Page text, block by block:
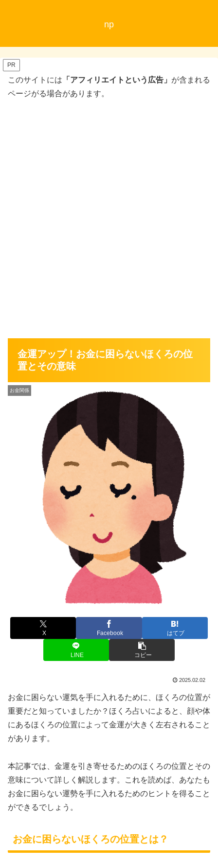
np
PR
このサイトには 「アフィリエイトという広告」 が含まれる
ページがる場合があります。
金運アップ！お金に困らないほくろの位
置とその意味
お金関係
X Facebook はてブ
LINE コピー
2025.02.02
お金に困らない運気を手に入れるために、ほくろの位置が
重要だと知っていましたか？ほくろ占いによると、顔や体
にあるほくろの位置によって金運が大きく左右されること
があります。
本記事では、金運を引き寄せるためのほくろの位置とその
意味について詳しく解説します。これを読めば、あなたも
お金に困らない運勢を手に入れるためのヒントを得ること
ができるでしょう。
お金に困らないほくろの位置とは？